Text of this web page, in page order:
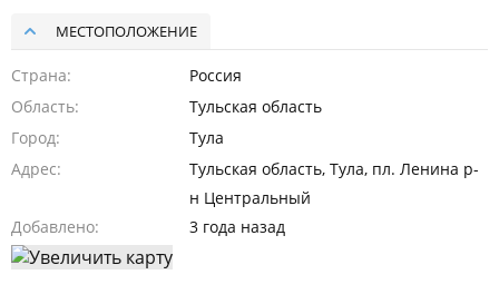
МЕСТОПОЛОЖЕНИЕ
Страна
Россия
Область
Тульская область
Город
Тула
Адрес
Тульская область, Тула, пл. Ленина р-
н Центральный
Добавлено
3 года назад